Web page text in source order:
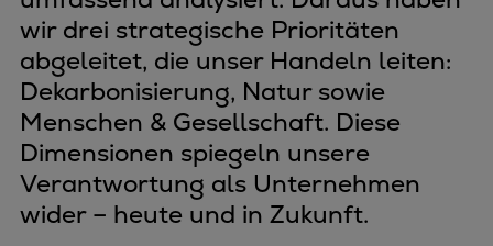
wir drei strategische Prioritäten
abgeleitet, die unser Handeln leiten:
Dekarbonisierung, Natur sowie
Menschen & Gesellschaft. Diese
Dimensionen spiegeln unsere
Verantwortung als Unternehmen
wider – heute und in Zukunft.